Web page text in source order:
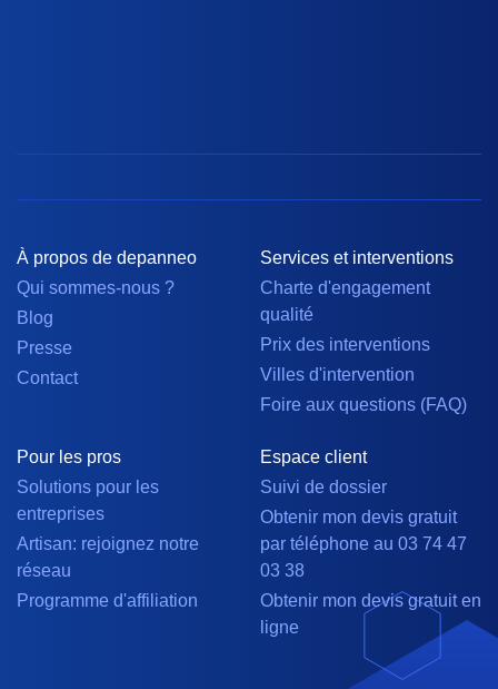
À propos de depanneo
Qui sommes-nous ?
Blog
Presse
Contact
Services et interventions
Charte d'engagement
qualité
Prix des interventions
Villes d'intervention
Foire aux questions (FAQ)
Pour les pros
Solutions pour les
entreprises
Artisan: rejoignez notre
réseau
Programme d'affiliation
Espace client
Suivi de dossier
Obtenir mon devis gratuit
par téléphone au 03 74 47
03 38
Obtenir mon devis gratuit en
ligne